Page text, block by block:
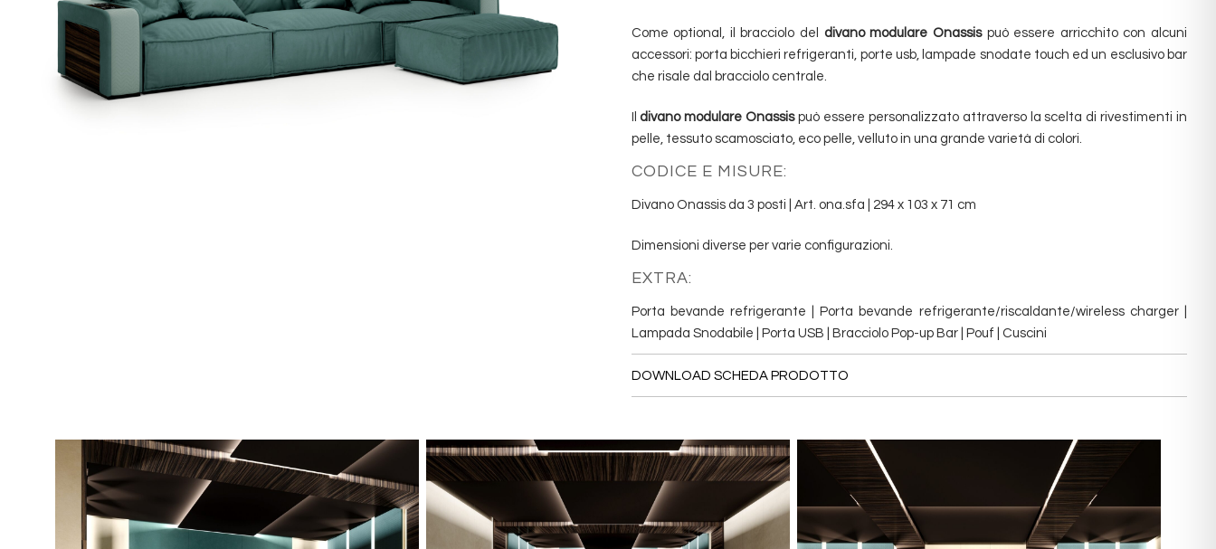
Come optional, il bracciolo del divano modulare Onassispuò essere arricchito con alcuni
accessori: porta bicchieri refrigeranti, porte usb, lampade snodate touch ed un esclusivo bar
che risale dal bracciolo centrale.‎
Ildivano modulare Onassispuò essere personalizzato attraverso la scelta di rivestimenti in
pelle, tessuto scamosciato, eco pelle, velluto in una grande varietà ‎di colori.
CODICE E MISURE:
Divano Onassis da 3 posti | Art. ona.sfa | 294 x 103 x 71 cm
Dimensioni diverse per varie configurazioni.
EXTRA:
Porta bevande refrigerante | Porta bevande refrigerante/riscaldante/wireless charger |
Lampada Snodabile | Porta USB | Bracciolo Pop-up Bar | Pouf | Cuscini
DOWNLOAD SCHEDA PRODOTTO
i